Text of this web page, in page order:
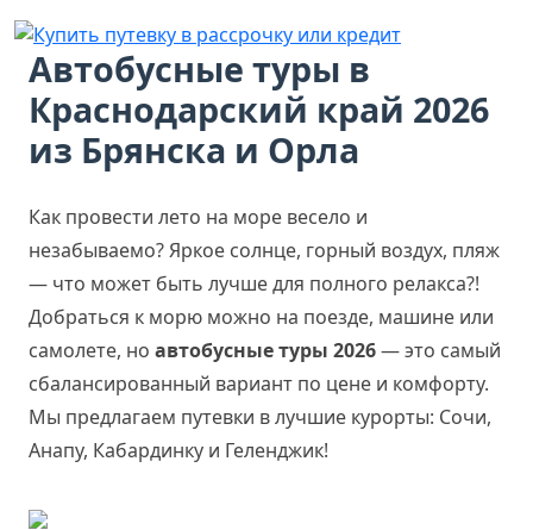
Автобусные туры в
Краснодарский край 2026
из Брянска и Орла
Как провести лето на море весело и
незабываемо? Яркое солнце, горный воздух, пляж
— что может быть лучше для полного релакса?!
Добраться к морю можно на поезде, машине или
самолете, но автобусные туры 2026— это самый
сбалансированный вариант по цене и комфорту.
Мы предлагаем путевки в лучшие курорты: Сочи,
Анапу, Кабардинку и Геленджик!